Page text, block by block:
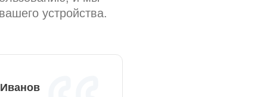
устройства.